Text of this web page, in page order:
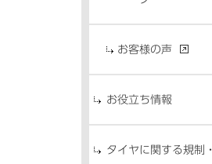
お客様の声
お役立ち情報
タイヤに関する規制